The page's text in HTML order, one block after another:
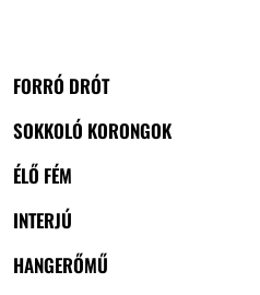
FORRÓ DRÓT
SOKKOLÓ KORONGOK
ÉLŐ FÉM
INTERJÚ
HANGERŐMŰ